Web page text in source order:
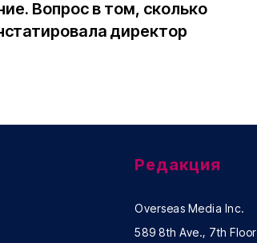
Вопрос в том, сколько
директор
Редакция
Overseas Media Inc.
589 8th Ave., 7th Floor